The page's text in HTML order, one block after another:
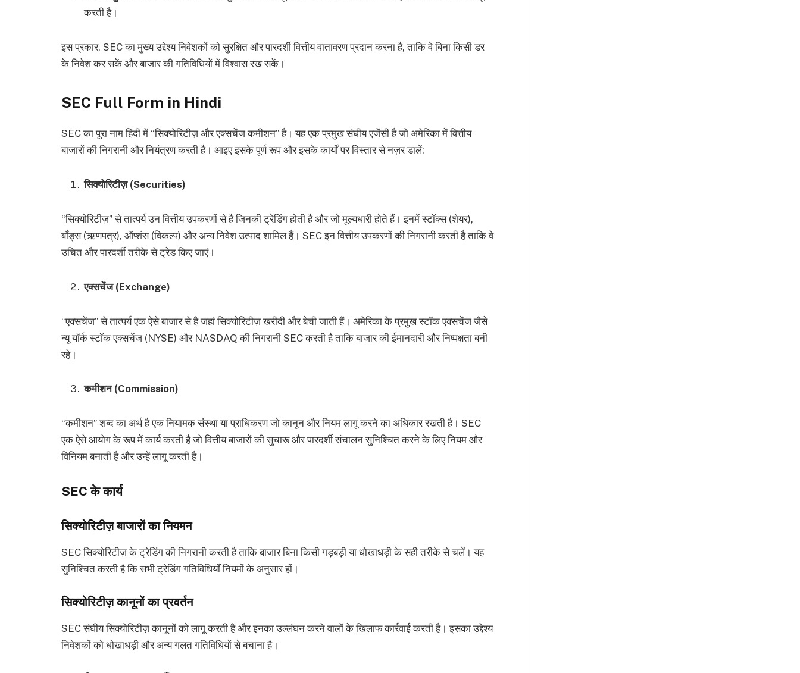
करती है।
इस प्रकार, SEC का मुख्य उद्देश्य निवेशकों को सुरक्षित और पारदर्शी वित्तीय वातावरण प्रदान करना है, ताकि वे बिना किसी डर
के निवेश कर सकें और बाजार की गतिविधियों में विश्वास रख सकें।
SEC Full Form in Hindi
SEC का पूरा नाम हिंदी में “सिक्योरिटीज़ और एक्सचेंज कमीशन” है। यह एक प्रमुख संघीय एजेंसी है जो अमेरिका में वित्तीय
बाजारों की निगरानी और नियंत्रण करती है। आइए इसके पूर्ण रूप और इसके कार्यों पर विस्तार से नज़र डालें:
सिक्योरिटीज़ (Securities)
“सिक्योरिटीज़” से तात्पर्य उन वित्तीय उपकरणों से है जिनकी ट्रेडिंग होती है और जो मूल्यधारी होते हैं। इनमें स्टॉक्स (शेयर),
बॉंड्स (ऋणपत्र), ऑप्शंस (विकल्प) और अन्य निवेश उत्पाद शामिल हैं। SEC इन वित्तीय उपकरणों की निगरानी करती है ताकि वे
उचित और पारदर्शी तरीके से ट्रेड किए जाएं।
एक्सचेंज (Exchange)
“एक्सचेंज” से तात्पर्य एक ऐसे बाजार से है जहां सिक्योरिटीज़ खरीदी और बेची जाती हैं। अमेरिका के प्रमुख स्टॉक एक्सचेंज जैसे
न्यू यॉर्क स्टॉक एक्सचेंज (NYSE) और NASDAQ की निगरानी SEC करती है ताकि बाजार की ईमानदारी और निष्पक्षता बनी
रहे।
कमीशन (Commission)
“कमीशन” शब्द का अर्थ है एक नियामक संस्था या प्राधिकरण जो कानून और नियम लागू करने का अधिकार रखती है। SEC
एक ऐसे आयोग के रूप में कार्य करती है जो वित्तीय बाजारों की सुचारू और पारदर्शी संचालन सुनिश्चित करने के लिए नियम और
विनियम बनाती है और उन्हें लागू करती है।
SEC के कार्य
सिक्योरिटीज़ बाजारों का नियमन
SEC सिक्योरिटीज़ के ट्रेडिंग की निगरानी करती है ताकि बाजार बिना किसी गड़बड़ी या धोखाधड़ी के सही तरीके से चलें। यह
सुनिश्चित करती है कि सभी ट्रेडिंग गतिविधियाँ नियमों के अनुसार हों।
सिक्योरिटीज़ कानूनों का प्रवर्तन
SEC संघीय सिक्योरिटीज़ कानूनों को लागू करती है और इनका उल्लंघन करने वालों के खिलाफ कार्रवाई करती है। इसका उद्देश्य
निवेशकों को धोखाधड़ी और अन्य गलत गतिविधियों से बचाना है।